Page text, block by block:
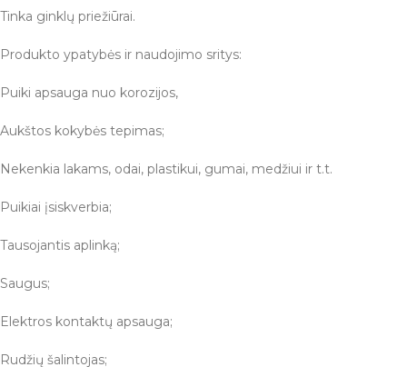
Tinka ginklų priežiūrai.
Produkto ypatybės ir naudojimo sritys:
Puiki apsauga nuo korozijos,
Aukštos kokybės tepimas;
Nekenkia lakams, odai, plastikui, gumai, medžiui ir t.t.
Puikiai įsiskverbia;
Tausojantis aplinką;
Saugus;
Elektros kontaktų apsauga;
Rudžių šalintojas;